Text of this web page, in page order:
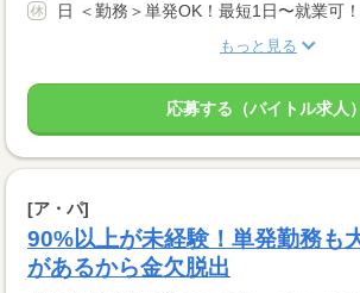
日 ＜勤務＞単発OK！最短1日〜就業可！
もっと見る
応募する（バイトル求人）
[ア・パ]
90%以上が未経験！単発勤務も
があるから金欠脱出